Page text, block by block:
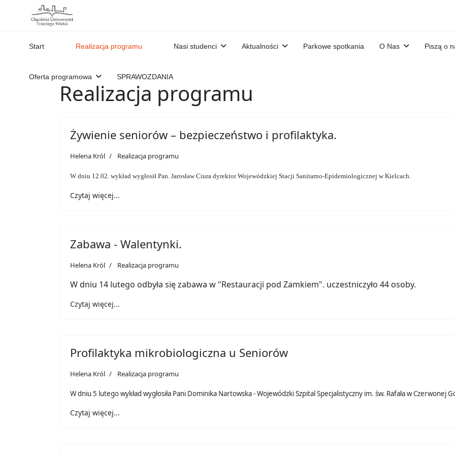
Start Realizacja programu Nasi studenci Aktualności Parkowe spotkania O Nas Piszą o
Oferta programowa SPRAWOZDANIA
Realizacja programu
Żywienie seniorów – bezpieczeństwo i profilaktyka.
Helena Król Realizacja programu
W dniu 12.02. wykład wygłosił Pan. Jarosław Ciura dyrektor Wojewódzkiej Stacji Sanitarno-Epidemiologicznej w Kielcach.
Czytaj więcej...
Zabawa - Walentynki.
Helena Król Realizacja programu
W dniu 14 lutego odbyła się zabawa w "Restauracji pod Zamkiem". uczestniczyło 44 osoby.
Czytaj więcej...
Profilaktyka mikrobiologiczna u Seniorów
Helena Król Realizacja programu
W dniu 5 lutego wykład wygłosiła Pani Dominika Nartowska - Wojewódzki Szpital Specjalistyczny im. św. Rafała w Czerwonej
Czytaj więcej...